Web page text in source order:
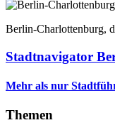
Berlin-Charlottenburg,
Stadtnavigator
Mehr als nur
Themen